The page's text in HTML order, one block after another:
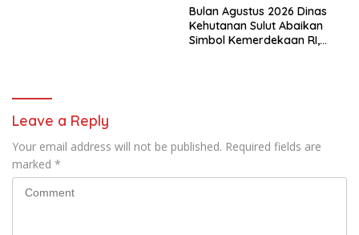
Bulan Agustus 2026 Dinas
Kehutanan Sulut Abaikan
Simbol Kemerdekaan RI,
Leave a Reply
Your email address will not be published. Required fields are
marked *